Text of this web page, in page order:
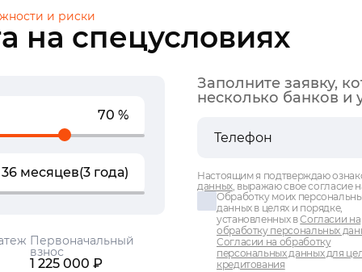
на спецусловиях
и риски
70 %
36 месяцев(3 года)
Первоначальный
взнос
1 225 000 ₽
Заполните заявку,
несколько банков и
Настоящим я подтверждаю
данных, выражаю свое согласие
Обработку моих
данных в целях и порядке,
установленных вСогласии на
обработку персональных
Согласии на обработку
персональных данных для
кредитования